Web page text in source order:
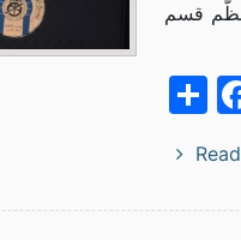
نظّم قسم
Facebook